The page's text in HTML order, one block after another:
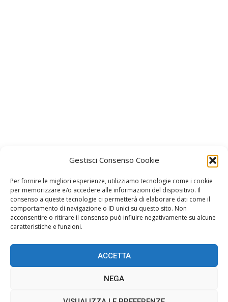
Gestisci Consenso Cookie
Per fornire le migliori esperienze, utilizziamo tecnologie come i cookie
per memorizzare e/o accedere alle informazioni del dispositivo. Il
consenso a queste tecnologie ci permetterà di elaborare dati come il
comportamento di navigazione o ID unici su questo sito. Non
acconsentire o ritirare il consenso può influire negativamente su alcune
caratteristiche e funzioni.
ACCETTA
NEGA
Facebook
Join us on Facebook
Instagram
Join us on Instagram
Redazione